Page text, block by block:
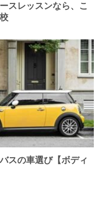
スレッスンなら、こ
スの車選び【ボディ